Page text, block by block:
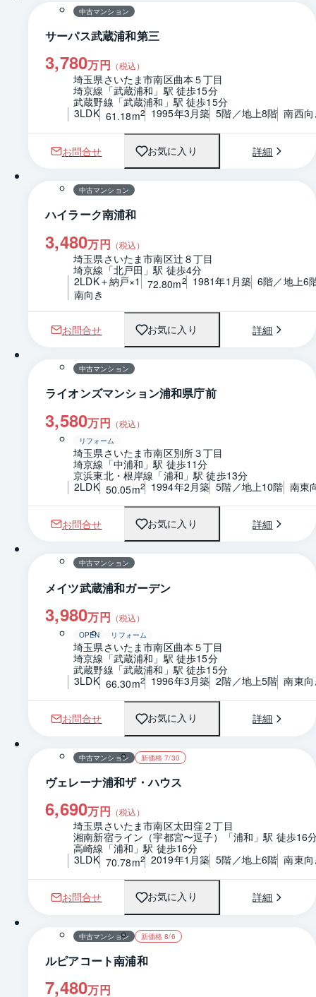
中古マンション
サーパス武蔵浦和第三
3,780万円 （税込）
埼玉県さいたま市南区曲本５丁目
埼京線「武蔵浦和」駅 徒歩15分
武蔵野線「武蔵浦和」駅 徒歩15分
3LDK 61.18m2 1995年3月築 5階／地上8階 南西
お問合せ お気に入り 詳細
1 / 0 間取り
中古マンション
ハイラーク南浦和
3,480万円 （税込）
埼玉県さいたま市南区辻８丁目
埼京線「北戸田」駅 徒歩4分
2LDK＋納戸×1
72.80m2 1981年1月築 6階／地上6
南向き
お問合せ お気に入り 詳細
1 / 0 間取り
中古マンション
ライオンズマンション浦和県庁前
3,580万円 （税込）
リフォーム
埼玉県さいたま市南区別所３丁目
埼京線「中浦和」駅 徒歩11分
京浜東北・根岸線「浦和」駅 徒歩13分
2LDK 50.05m2 1994年2月築 5階／地上10階 南東
お問合せ お気に入り 詳細
1 / 0 間取り
中古マンション
メイツ武蔵浦和ガーデン
3,980万円 （税込）
OPEN リフォーム
埼玉県さいたま市南区曲本５丁目
埼京線「武蔵浦和」駅 徒歩15分
武蔵野線「武蔵浦和」駅 徒歩15分
3LDK 66.30m2 1996年3月築 2階／地上5階 南東
お問合せ お気に入り 詳細
1 / 0 間取り
中古マンション 新価格 7/30
ヴェレーナ浦和ザ・ハウス
6,690万円 （税込）
埼玉県さいたま市南区太田窪２丁目
湘南新宿ライン（宇都宮〜逗子）「浦和」駅 徒歩16
高崎線「浦和」駅 徒歩16分
3LDK 70.78m2 2019年1月築 5階／地上6階 南東
お問合せ お気に入り 詳細
1 / 0 間取り
中古マンション 新価格 8/6
ルピアコート南浦和
7,480万円